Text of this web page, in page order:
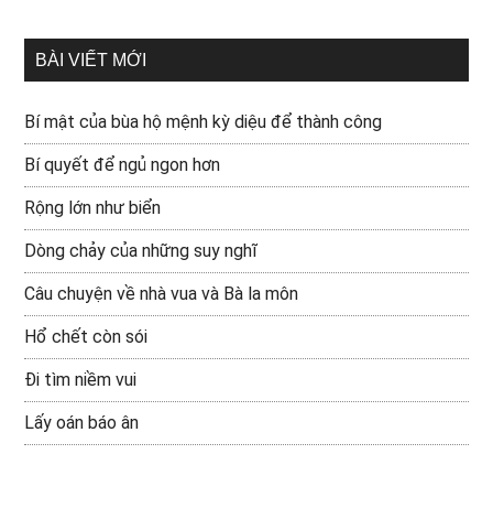
BÀI VIẾT MỚI
Bí mật của bùa hộ mệnh kỳ diệu để thành công
Bí quyết để ngủ ngon hơn
Rộng lớn như biển
Dòng chảy của những suy nghĩ
Câu chuyện về nhà vua và Bà la môn
Hổ chết còn sói
Đi tìm niềm vui
Lấy oán báo ân